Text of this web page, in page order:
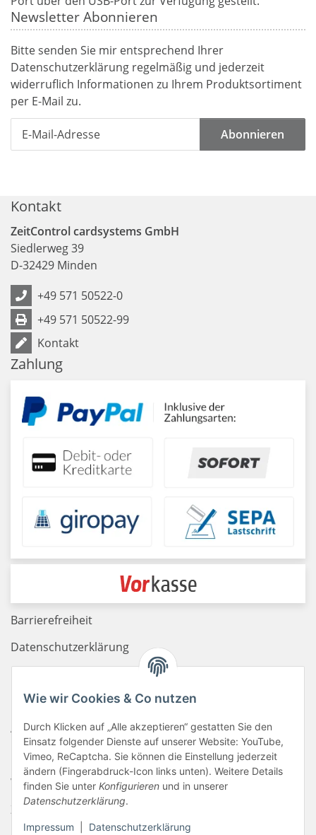
Wie wir Cookies & Co nutzen
Durch Klicken auf „Alle akzeptieren“ gestatten Sie den
Einsatz folgender Dienste auf unserer Website: YouTube,
Vimeo, ReCaptcha. Sie können die Einstellung jederzeit
ändern (Fingerabdruck-Icon links unten). Weitere Details
finden Sie unter Konfigurieren und in unserer
Datenschutzerklärung.
Impressum Datenschutzerklärung
Newsletter Abonnieren
Bitte senden Sie mir entsprechend Ihrer
Datenschutzerklärung regelmäßig und jederzeit
widerruflich Informationen zu Ihrem Produktsortiment
per E-Mail zu.
Abonnieren
Kontakt
ZeitControl cardsystems GmbH
Siedlerweg 39
D-32429 Minden
+49 571 50522-0
+49 571 50522-99
Kontakt
Zahlung
Barrierefreiheit
Datenschutzerklärung
Newsletter
AGB
Kontakt
Widerrufsrecht
Zahlungsinformationen